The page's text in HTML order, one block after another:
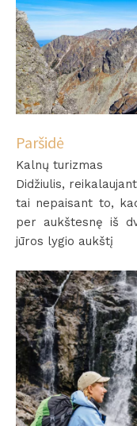
Paršidė
Kalnų turizmas
Didžiulis,
tai nepaisant to,
per aukštesnę iš
jūros lygio aukštį